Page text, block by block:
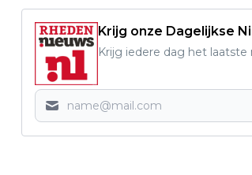
Krijg onze Dagelijkse
Krijg iedere dag het